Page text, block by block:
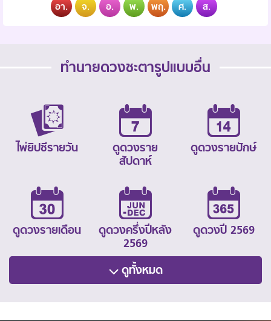
อา. จ. อ. พ. พฤ. ศ. ส.
ทำนายดวงชะตารูปแบบอื่น
ไพ่ยิปซีรายวัน
ดูดวงราย
สัปดาห์
ดูดวงรายปักษ์
ดูดวงรายเดือน
ดูดวงครึ่งปีหลัง
2569
ดูดวงปี 2569
ดูทั้งหมด